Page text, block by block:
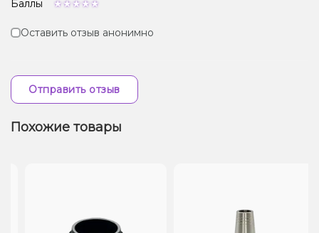
Баллы
Оставить отзыв анонимно
Отправить отзыв
Похожие товары